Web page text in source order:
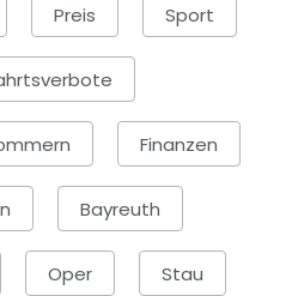
Preis Sport
Finanzen
Bayreuth
Oper Stau